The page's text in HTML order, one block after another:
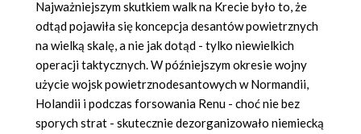
Najważniejszym skutkiem walk na Krecie było to, że
odtąd pojawiła się koncepcja desantów powietrznych
na wielką skalę, a nie jak dotąd - tylko niewielkich
operacji taktycznych. W późniejszym okresie wojny
użycie wojsk powietrznodesantowych w Normandii,
Holandii i podczas forsowania Renu - choć nie bez
sporych strat - skutecznie dezorganizowało niemiecką